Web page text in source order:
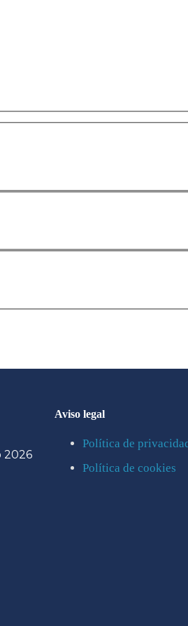
2026
Aviso legal
Política de
Política de cookies